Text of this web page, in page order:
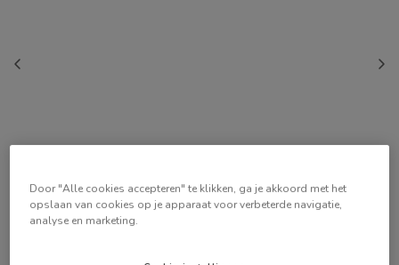
Door "Alle cookies accepteren" te klikken, ga je akkoord met het
opslaan van cookies op je apparaat voor verbeterde navigatie,
analyse en marketing.